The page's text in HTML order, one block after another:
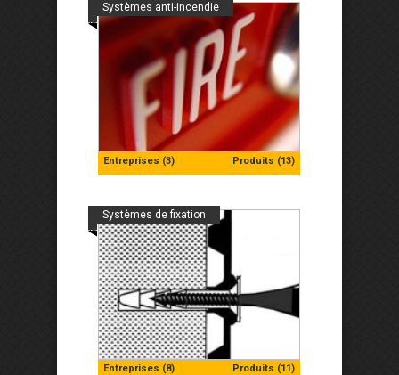
Entreprises (3) Produits (13)
Systèmes anti-incendie
Entreprises (8) Produits (11)
Systèmes de fixation